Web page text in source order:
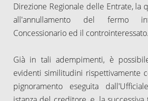
Direzione Regionale delle Entrate, la
all'annullamento del fermo
Concessionario ed il controinteressato.
Già in tali adempimenti, è
evidenti similitudini rispettivamente
pignoramento eseguita